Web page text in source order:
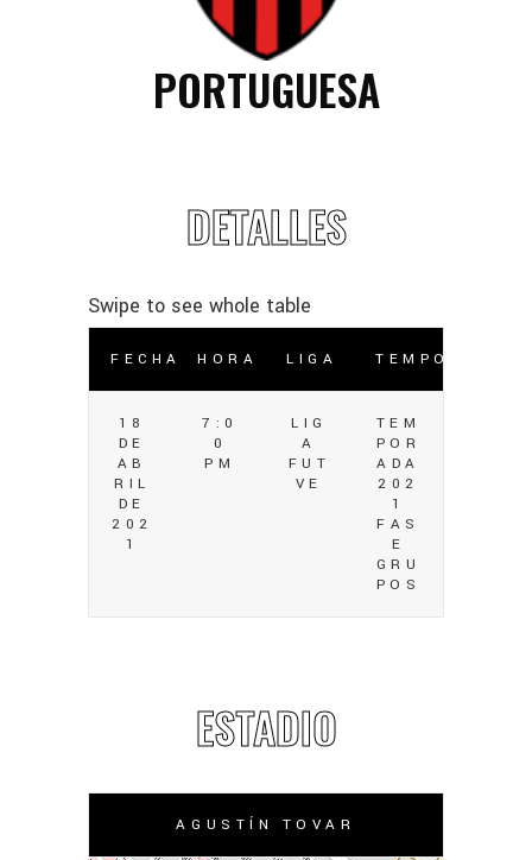
PORTUGUESA
DETALLES
FECHA HORA LIGA TEMPORADA
18
DE
AB
RIL
DE
202
1
7:0
0
PM
LIG
A
FUT
VE
TEM
POR
ADA
202
1
FAS
E
GRU
POS
ESTADIO
AGUSTÍN TOVAR